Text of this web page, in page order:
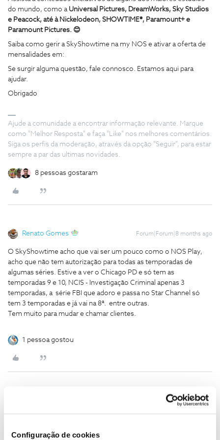
Configuração de cookies
do mundo, como a Universal Pictures, DreamWorks, Sky Studios
e Peacock, até à Nickelodeon, SHOWTIME®, Paramount+ e
Paramount Pictures. 😊
Saiba como gerir a SkyShowtime na my NOS e ativar a oferta de
mensalidades em:
Se surgir alguma questão, fale connosco. Estamos aqui para
ajudar.
Obrigado
Ajude a comunidade a encontrar informação relevante. Marque
como "Melhor Resposta" e faça "Like" nos melhores comentários.
Siga os perfis da moderação, através da opção "Seguir", para estar
sempre a par das ultimas novidades.
8 pessoas gostaram
Renato Gomes Forum|Forum|8 months ago
O SkyShowtime acho que vai ser um pouco como o NOS Play,
acho que não tem autorização para todas as temporadas de
algumas séries. Estive a ver o Chicago PD e só tem as
temporadas 9 e 10, NCIS - Investigação Criminal apenas 3
temporadas, a série FBI que adoro e passa no Star Channel só
tem 3 temporadas e já vai na 8ª. entre outras.
Tem muito para mudar e chamar clientes.
1 pessoa gostou
Forum|Forum|8 months ago
A SkyShowtime é a plataforma de referência para conteúdos de